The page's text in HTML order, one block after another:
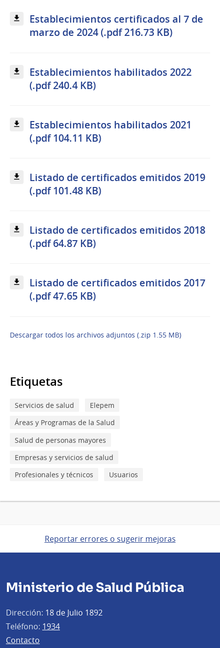
Establecimientos certificados al 7 de
marzo de 2024 (.pdf 216.73 KB)
Establecimientos habilitados 2022
(.pdf 240.4 KB)
Establecimientos habilitados 2021
(.pdf 104.11 KB)
Listado de certificados emitidos 2019
(.pdf 101.48 KB)
Listado de certificados emitidos 2018
(.pdf 64.87 KB)
Listado de certificados emitidos 2017
(.pdf 47.65 KB)
Descargar todos los archivos adjuntos (.zip 1.55 MB)
Etiquetas
Servicios de salud
Elepem
Áreas y Programas de la Salud
Salud de personas mayores
Empresas y servicios de salud
Profesionales y técnicos
Usuarios
Reportar errores o sugerir mejoras
Ministerio de Salud Pública
Dirección: 18 de Julio 1892
Teléfono: 1934
Contacto